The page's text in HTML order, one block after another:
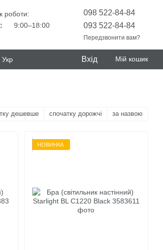
роботи:
9:00–18:00
098 522-84-84
093 522-84-84
Передзвонити вам?
Укр Вхід Мій кошик
дешевше спочатку дорожчі за назвою
НОВИНКА